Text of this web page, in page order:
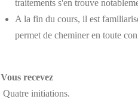
traitements s'en trouve
A la fin du cours, il est
permet de cheminer en toute
Vous recevez
Quatre initiations.